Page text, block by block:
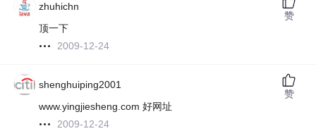
zhuhichn
顶一下
2009-12-24
赞
shenghuiping2001
www.yingjiesheng.com 好网址
2009-12-24
赞